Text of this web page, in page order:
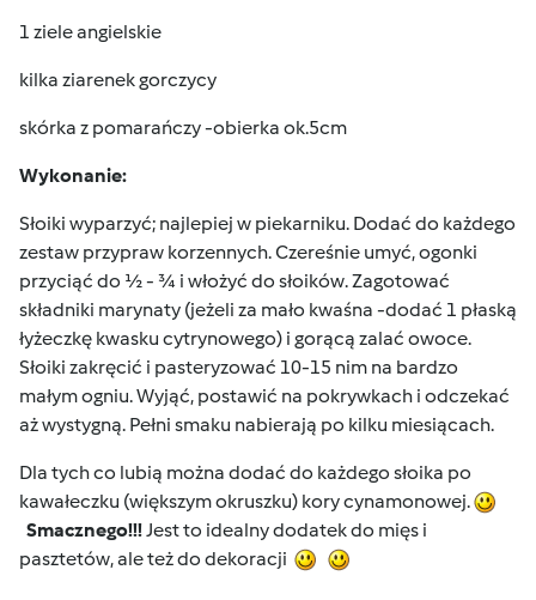
1 ziele angielskie
kilka ziarenek gorczycy
skórka z pomarańczy -obierka ok.5cm
Wykonanie:
Słoiki wyparzyć; najlepiej w piekarniku. Dodać do każdego
zestaw przypraw korzennych. Czereśnie umyć, ogonki
przyciąć do ½ - ¾ i włożyć do słoików. Zagotować
składniki marynaty (jeżeli za mało kwaśna -dodać 1 płaską
łyżeczkę kwasku cytrynowego) i gorącą zalać owoce.
Słoiki zakręcić i pasteryzować 10-15 nim na bardzo
małym ogniu. Wyjąć, postawić na pokrywkach i odczekać
aż wystygną. Pełni smaku nabierają po kilku miesiącach.
Dla tych co lubią można dodać do każdego słoika po
kawałeczku (większym okruszku) kory cynamonowej.
Smacznego!!!Jest to idealny dodatek do mięs i
pasztetów, ale też do dekoracji